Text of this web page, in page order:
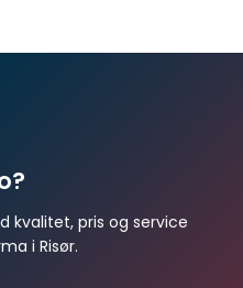
kvalitet, pris og service
i Risør.